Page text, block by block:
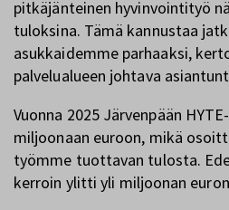
pitkäjänteinen hyvinvointityö
tuloksina. Tämä kannustaa
asukkaidemme parhaaksi,
palvelualueen johtava
Vuonna 2025 Järvenpään
miljoonaan euroon, mikä
työmme tuottavan tulosta.
kerroin ylitti yli miljoonan